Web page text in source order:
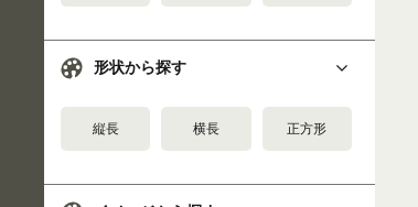
形状から探す
縦長 横長 正方形